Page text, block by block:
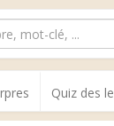
Quiz des